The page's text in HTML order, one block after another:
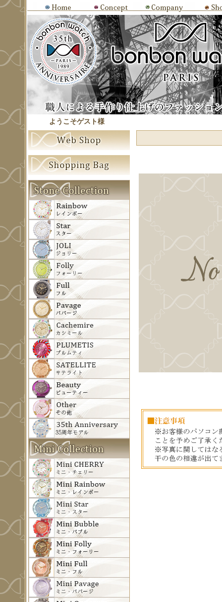
ようこそゲスト様